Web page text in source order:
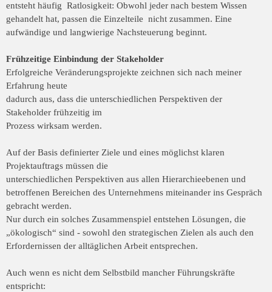
entsteht häufig Ratlosigkeit: Obwohl jeder nach bestem Wissen
gehandelt hat, passen die Einzelteile nicht zusammen. Eine
aufwändige und langwierige Nachsteuerung beginnt.
Frühzeitige Einbindung der Stakeholder
Erfolgreiche Veränderungsprojekte zeichnen sich nach meiner
Erfahrung heute
dadurch aus, dass die unterschiedlichen Perspektiven der
Stakeholder frühzeitig im
Prozess wirksam werden.
Auf der Basis definierter Ziele und eines möglichst klaren
Projektauftrags müssen die
unterschiedlichen Perspektiven aus allen Hierarchieebenen und
betroffenen Bereichen des Unternehmens miteinander ins Gespräch
gebracht werden.
Nur durch ein solches Zusammenspiel entstehen Lösungen, die
„ökologisch“ sind - sowohl den strategischen Zielen als auch den
Erfordernissen der alltäglichen Arbeit entsprechen.
Auch wenn es nicht dem Selbstbild mancher Führungskräfte
entspricht: